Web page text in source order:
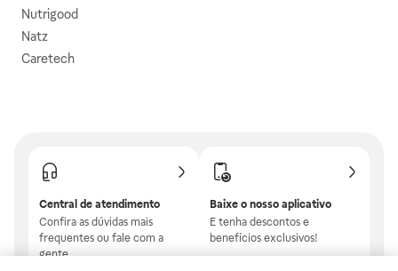
Nutrigood
Natz
Caretech
Central de atendimento
Confira as dúvidas mais
frequentes ou fale com a
gente.
Baixe o nosso aplicativo
E tenha descontos e
benefícios exclusivos!